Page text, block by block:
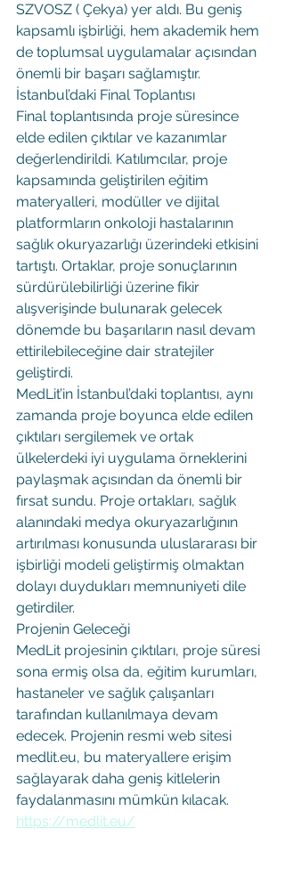
SZVOSZ ( Çekya) yer aldı. Bu geniş
kapsamlı işbirliği, hem akademik hem
de toplumsal uygulamalar açısından
önemli bir başarı sağlamıştır.
İstanbul’daki Final Toplantısı
Final toplantısında proje süresince
elde edilen çıktılar ve kazanımlar
değerlendirildi. Katılımcılar, proje
kapsamında geliştirilen eğitim
materyalleri, modüller ve dijital
platformların onkoloji hastalarının
sağlık okuryazarlığı üzerindeki etkisini
tartıştı. Ortaklar, proje sonuçlarının
sürdürülebilirliği üzerine fikir
alışverişinde bulunarak gelecek
dönemde bu başarıların nasıl devam
ettirilebileceğine dair stratejiler
geliştirdi.
MedLit’in İstanbul’daki toplantısı, aynı
zamanda proje boyunca elde edilen
çıktıları sergilemek ve ortak
ülkelerdeki iyi uygulama örneklerini
paylaşmak açısından da önemli bir
fırsat sundu. Proje ortakları, sağlık
alanındaki medya okuryazarlığının
artırılması konusunda uluslararası bir
işbirliği modeli geliştirmiş olmaktan
dolayı duydukları memnuniyeti dile
getirdiler.
Projenin Geleceği
MedLit projesinin çıktıları, proje süresi
sona ermiş olsa da, eğitim kurumları,
hastaneler ve sağlık çalışanları
tarafından kullanılmaya devam
edecek. Projenin resmi web sitesi
medlit.eu, bu materyallere erişim
sağlayarak daha geniş kitlelerin
faydalanmasını mümkün kılacak.
https://medlit.eu/